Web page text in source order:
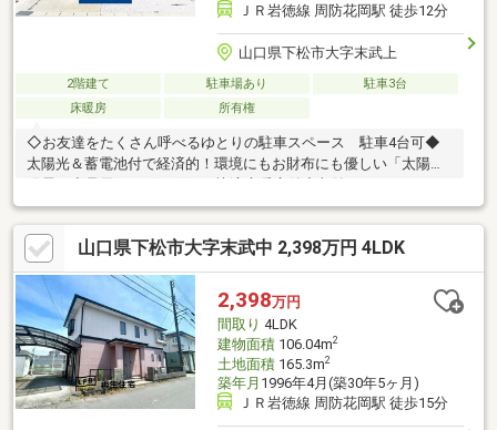
ＪＲ岩徳線 周防花岡駅 徒歩12分
山口県下松市大字末武上
2階建て 駐車場あり
駐車3台
床暖房
所有権
◇お友達をたくさん呼べるゆとりの駐車スペース 駐車4台可◆
太陽光＆蓄電池付で経済的！環境にもお財布にも優しい「太陽光
山口県下松市大字末武中 2,398万円 4LDK
2,398万円
間取り 4LDK
建物面積106.04m2
土地面積165.3m2
築年月 1996年4月(築30年5ヶ月)
ＪＲ岩徳線 周防花岡駅 徒歩15分